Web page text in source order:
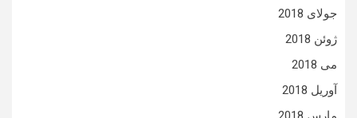
جولای 2018
ژوئن 2018
می 2018
آوریل 2018